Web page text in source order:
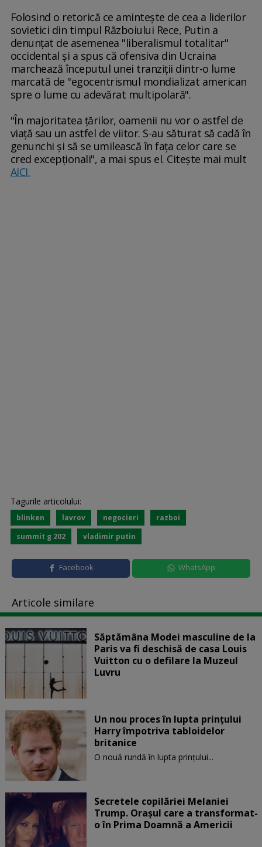
Folosind o retorică ce aminteşte de cea a liderilor
sovietici din timpul Războiului Rece, Putin a
denunţat de asemenea "liberalismul totalitar"
occidental şi a spus că ofensiva din Ucraina
marchează începutul unei tranziţii dintr-o lume
marcată de "egocentrismul mondializat american
spre o lume cu adevărat multipolară".
"În majoritatea ţărilor, oamenii nu vor o astfel de
viaţă sau un astfel de viitor. S-au săturat să cadă în
genunchi şi să se umilească în faţa celor care se
cred excepţionali", a mai spus el. Citește mai mult
AICI.
Tagurile articolului:
blinken lavrov negocieri
razboi
summit g 202
vladimir putin
Facebook WhatsApp
Articole similare
Săptămâna Modei masculine de la
Paris va fi deschisă de casa Louis
Vuitton cu o defilare la Muzeul
Luvru
Un nou proces în lupta prinţului
Harry împotriva tabloidelor
britanice
O nouă rundă în lupta prinţului...
Secretele copilăriei Melaniei
Trump. Orașul care a transformat-
o în Prima Doamnă a Americii